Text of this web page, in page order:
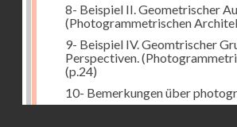
8- Beispiel II. Geometrischer
(Photogrammetrischen
9- Beispiel IV. Geomtrischer
Perspectiven.
(p.24)
10- Bemerkungen über